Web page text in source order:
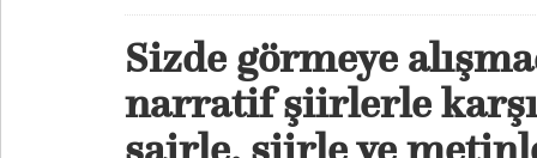
Sizde görmeye
narratif şiirlerle